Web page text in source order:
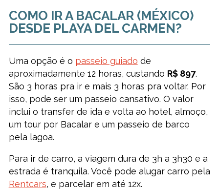
COMO IR A BACALAR (MÉXICO)
DESDE PLAYA DEL CARMEN?
Uma opção é o passeio guiado de
aproximadamente 12 horas, custando R$ 897.
São 3 horas pra ir e mais 3 horas pra voltar. Por
isso, pode ser um passeio cansativo. O valor
inclui o transfer de ida e volta ao hotel, almoço,
um tour por Bacalar e um passeio de barco
pela lagoa.
Para ir de carro, a viagem dura de 3h a 3h30 e a
estrada é tranquila. Você pode alugar carro pela
Rentcars, e parcelar em até 12x.